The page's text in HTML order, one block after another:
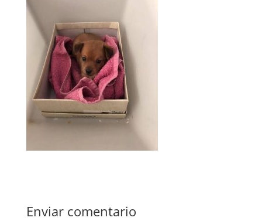
Enviar comentario